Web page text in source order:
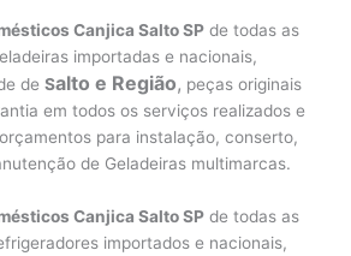
Canjica Salto SP de todas as
importadas e nacionais,
deSalto e Região, peças originais
em todos os serviços realizados e
para instalação, conserto,
de Geladeiras multimarcas.
Canjica Salto SP de todas as
importados e nacionais,